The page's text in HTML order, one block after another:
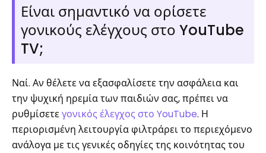
Είναι σημαντικό να ορίσετε
γονικούς ελέγχους στο YouTube
TV;
Ναί. Αν θέλετε να εξασφαλίσετε την ασφάλεια και
την ψυχική ηρεμία των παιδιών σας, πρέπει να
ρυθμίσετεγονικός έλεγχος στο YouTube. Η
περιορισμένη λειτουργία φιλτράρει το περιεχόμενο
ανάλογα με τις γενικές οδηγίες της κοινότητας του